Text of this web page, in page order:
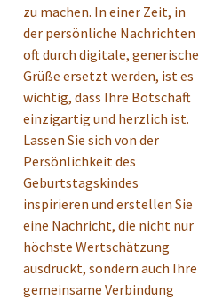
zu machen. In einer Zeit, in
der persönliche Nachrichten
oft durch digitale, generische
Grüße ersetzt werden, ist es
wichtig, dass Ihre Botschaft
einzigartig und herzlich ist.
Lassen Sie sich von der
Persönlichkeit des
Geburtstagskindes
inspirieren und erstellen Sie
eine Nachricht, die nicht nur
höchste Wertschätzung
ausdrückt, sondern auch Ihre
gemeinsame Verbindung